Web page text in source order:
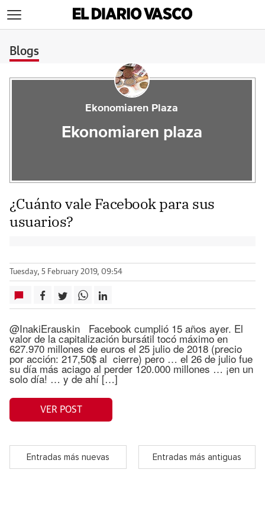
Blogs
Ekonomiaren Plaza
Ekonomiaren plaza
¿Cuánto vale Facebook para sus
usuarios?
Tuesday, 5 February 2019, 09:54
@InakiErauskin Facebook cumplió 15 años ayer. El
valor de la capitalización bursátil tocó máximo en
627.970 millones de euros el 25 julio de 2018 (precio
por acción: 217,50$ al cierre) pero … el 26 de julio fue
su día más aciago al perder 120.000 millones … ¡en un
solo día! … y de ahí […]
VER POST
Entradas más nuevas Entradas más antiguas